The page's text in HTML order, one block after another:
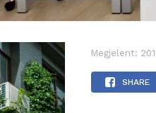
Megjelent:
SHARE